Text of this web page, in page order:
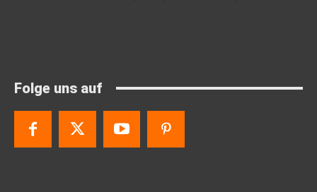
Folge uns auf